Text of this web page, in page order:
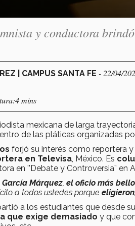
y conductora
| CAMPUS SANTA FE - 22/04/
mins
mexicana de larga
de las pláticas organizadas
forjó su interés como reportera
en Televisa , México. Es
en ''Debate y Controversia” en
Márquez el oficio más
a todos ustedes porque
a los estudiantes que desde
que exige demasiado y que